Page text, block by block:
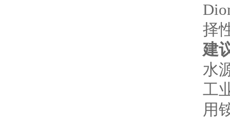
择
建
水
工
用